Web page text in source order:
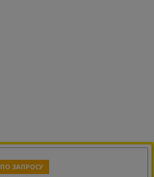
ПО ЗАПРОСУ